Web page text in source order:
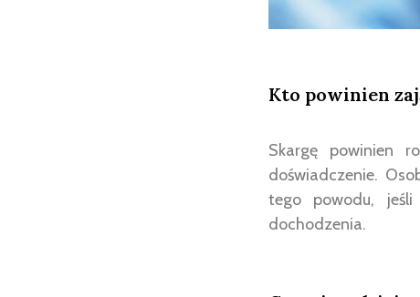
Kto powinien
Skargę powinien
doświadczenie.
tego powodu,
dochodzenia.